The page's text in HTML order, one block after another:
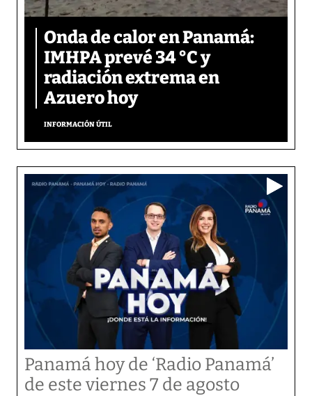
Onda de calor en Panamá:
IMHPA prevé 34 °C y
radiación extrema en
Azuero hoy
INFORMACIÓN ÚTIL
Panamá hoy de ‘Radio Panamá’
de este viernes 7 de agosto